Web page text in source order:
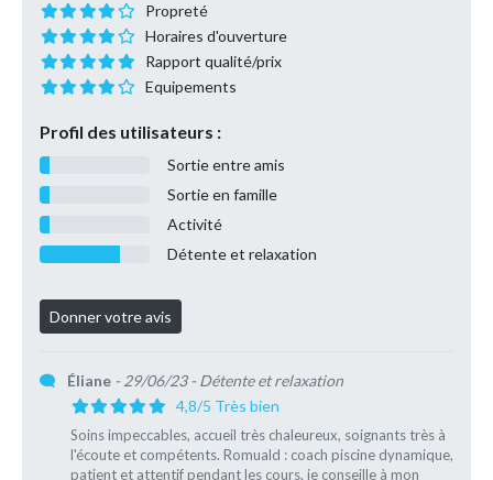
Propreté
Horaires d'ouverture
Rapport qualité/prix
Equipements
Profil des utilisateurs :
Sortie entre amis
Sortie en famille
Activité
Détente et relaxation
Éliane - 29/06/23- Détente et relaxation
4,8/5 Très bien
Soins impeccables, accueil très chaleureux, soignants très à
l'écoute et compétents. Romuald : coach piscine dynamique,
patient et attentif pendant les cours, je conseille à mon